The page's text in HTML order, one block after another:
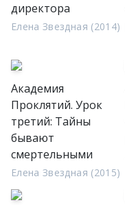
директора
Елена Звездная (2014)
Академия
Проклятий. Урок
третий: Тайны
бывают
смертельными
Елена Звездная (2015)